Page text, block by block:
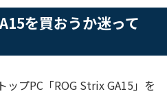
を買おうか迷って
プPC「ROG Strix GA15」を